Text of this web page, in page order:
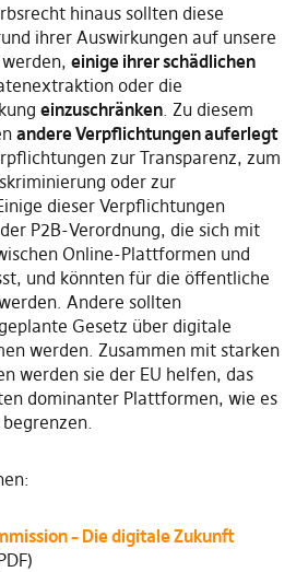
hinaus sollten diese
ihrer Auswirkungen auf unsere
einige ihrer schädlichen
oder die
einzuschränken. Zu diesem
andere Verpflichtungen auferlegt
zur Transparenz, zum
oder zur
dieser Verpflichtungen
P2B-Verordnung, die sich mit
Online-Plattformen und
und könnten für die öffentliche
Andere sollten
Gesetz über digitale
werden. Zusammen mit starken
werden sie der EU helfen, das
dominanter Plattformen, wie es
– Die digitale Zukunft